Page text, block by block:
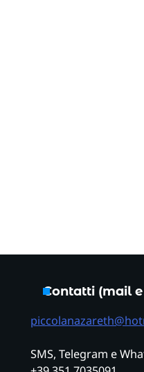
Contatti (mail
SMS, Telegram e